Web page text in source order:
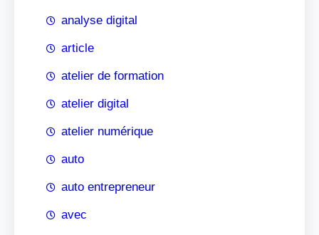
analyse digital
article
atelier de formation
atelier digital
atelier numérique
auto
auto entrepreneur
avec